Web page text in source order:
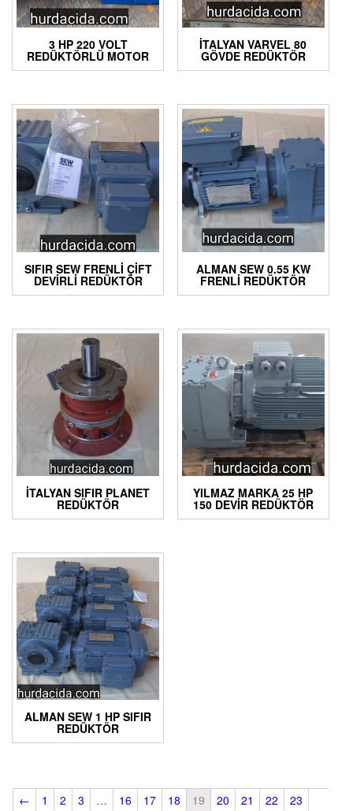
3 HP 220 VOLT
REDÜKTÖRLÜ MOTOR
İTALYAN VARVEL 80
GÖVDE REDÜKTÖR
SIFIR SEW FRENLI ÇIFT
DEVIRLI REDÜKTÖR
ALMAN SEW 0.55 KW
FRENLI REDÜKTÖR
İTALYAN SIFIR PLANET
REDÜKTÖR
YILMAZ MARKA 25 HP
150 DEVIR REDÜKTÖR
ALMAN SEW 1 HP SIFIR
REDÜKTÖR
← 1 2 3 … 16 17 18 19 20 21 22
23